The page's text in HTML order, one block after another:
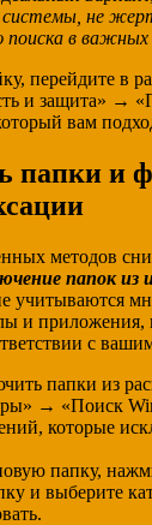
системы, не
в важных
перейдите в
и защита» →
вам
папки и
методов
папок из
учитываются
и приложения,
с
папки из
→ «Поиск
которые
папку,
и выберите